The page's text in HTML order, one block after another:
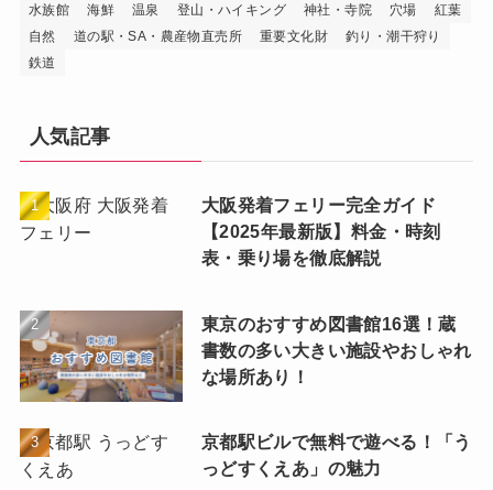
水族館
海鮮 温泉 登山・ハイキング 神社・寺院 穴場
紅葉
自然
道の駅・SA・農産物直売所 重要文化財
釣り・潮干狩り
鉄道
人気記事
大阪発着フェリー完全ガイド
【2025年最新版】料金・時刻
表・乗り場を徹底解説
東京のおすすめ図書館16選！蔵
書数の多い大きい施設やおしゃれ
な場所あり！
京都駅ビルで無料で遊べる！「う
っどすくえあ」の魅力